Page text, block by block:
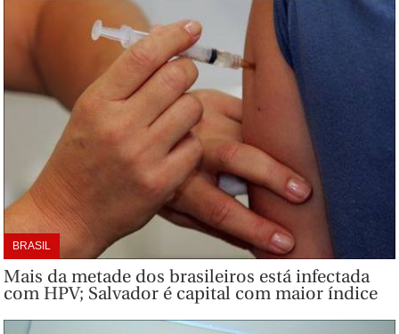
BRASIL
Mais da metade dos brasileiros está infectada
com HPV; Salvador é capital com maior índice